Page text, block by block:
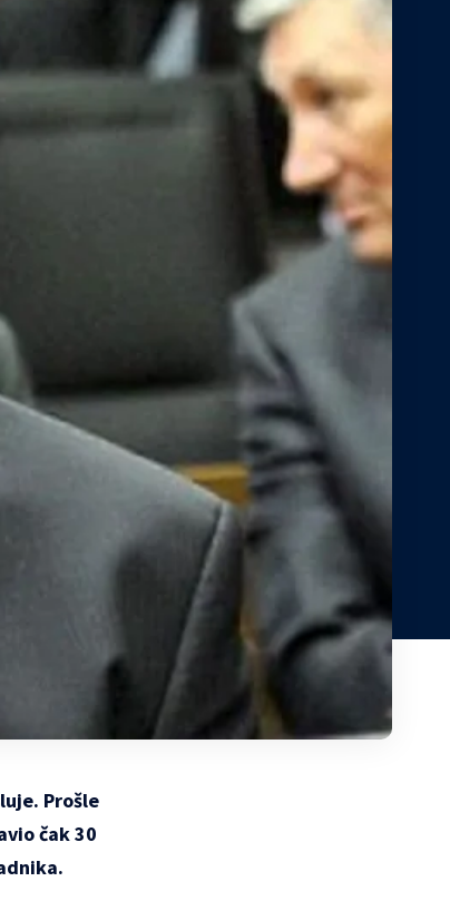
Prošle
čak 30